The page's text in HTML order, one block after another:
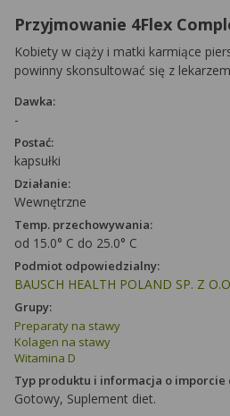
Przyjmowanie 4Flex
Kobiety w ciąży i matki karmiące
powinny skonsultować się z
Dawka:
-
Postać:
kapsułki
Działanie:
Wewnętrzne
Temp. przechowywania:
od 15.0° C do 25.0° C
Podmiot odpowiedzialny:
BAUSCH HEALTH POLAND SP. Z
Grupy:
Preparaty na stawy
Kolagen na stawy
Witamina D
Typ produktu i informacja o imporcie
Gotowy, Suplement diet.